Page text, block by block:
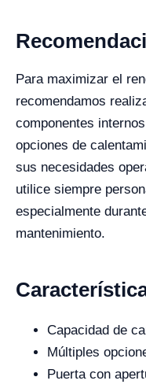
Para maximizar el
recomendamos
componentes
opciones de
sus necesidades
utilice siempre
especialmente
mantenimiento.
Capacidad de
Múltiples
Puerta con